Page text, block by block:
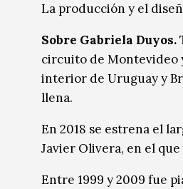
La producción y el
Sobre Gabriela Duyos.
circuito de Montevideo
interior de Uruguay y
llena.
En 2018 se estrena el
Javier Olivera, en el
Entre 1999 y 2009 fue